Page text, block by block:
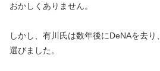
おかしくありません。
しかし、有川氏は数年後にDeNAを去
選びました。